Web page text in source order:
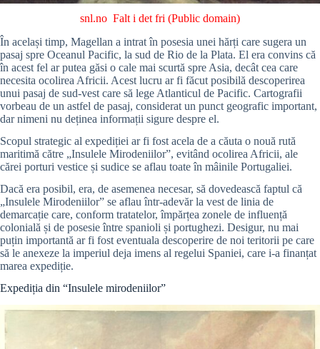
snl.no Falt i det fri (Public domain)
În același timp, Magellan a intrat în posesia unei hărți care sugera un
pasaj spre Oceanul Pacific, la sud de Rio de la Plata. El era convins că
în acest fel ar putea găsi o cale mai scurtă spre Asia, decât cea care
necesita ocolirea Africii. Acest lucru ar fi făcut posibilă descoperirea
unui pasaj de sud-vest care să lege Atlanticul de Pacific. Cartografii
vorbeau de un astfel de pasaj, considerat un punct geografic important,
dar nimeni nu deținea informații sigure despre el.
Scopul strategic al expediției ar fi fost acela de a căuta o nouă rută
maritimă către „Insulele Mirodeniilor”, evitând ocolirea Africii, ale
cărei porturi vestice și sudice se aflau toate în mâinile Portugaliei.
Dacă era posibil, era, de asemenea necesar, să dovedească faptul că
„Insulele Mirodeniilor” se aflau într-adevăr la vest de linia de
demarcație care, conform tratatelor, împărțea zonele de influență
colonială și de posesie între spanioli și portughezi. Desigur, nu mai
puțin importantă ar fi fost eventuala descoperire de noi teritorii pe care
să le anexeze la imperiul deja imens al regelui Spaniei, care i-a finanțat
marea expediție.
Expediția din “Insulele mirodeniilor”